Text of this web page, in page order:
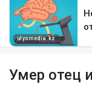
Умер отец